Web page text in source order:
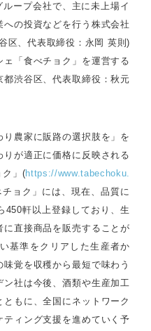
ープ会社で、主に未上場イ
の投資などを行う株式会社
区、代表取締役：永岡 英則)
「食べチョク」を運営する
渋谷区、代表取締役：秋元
農家に販路の選択肢を」を
が適正に価格に反映される
ク」(https://www.tabechoku.
ョク」には、現在、品質に
450軒以上登録しており、生
直接商品を販売することが
基準をクリアした生産者か
覚を収穫から最短で味わう
社は今後、酒類や生産加工
もに、全国にネットワーク
ィング支援を進めていく予